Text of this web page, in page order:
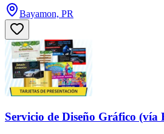
Bayamon, PR
Servicio de Diseño Gráfico (vía